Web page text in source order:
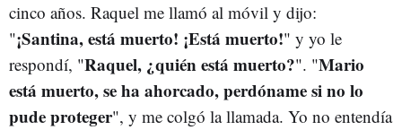
cinco años. Raquel me llamó al móvil y dijo:
"¡Santina, está muerto! ¡Está muerto!" y yo le
respondí, "Raquel, ¿quién está muerto?". "Mario
está muerto, se ha ahorcado, perdóname si no lo
pude proteger", y me colgó la llamada. Yo no entendía